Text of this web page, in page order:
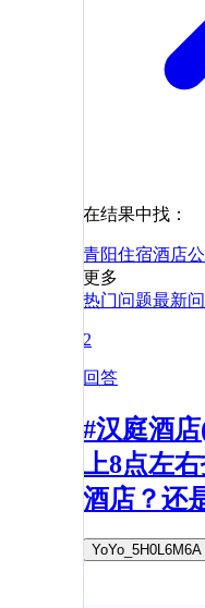
在结果中找：
青阳住宿酒店
更多
热门问题最新
2
回答
#汉庭酒
上8点左
酒店？还
YoYo_5H0L6M6A